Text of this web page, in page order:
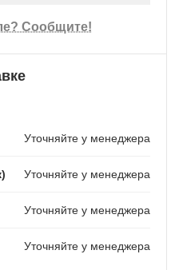
Сообщите!
Уточняйте у менеджера
Уточняйте у менеджера
Уточняйте у менеджера
Уточняйте у менеджера